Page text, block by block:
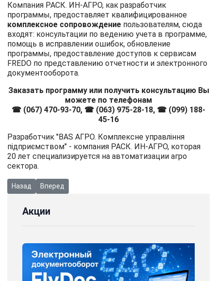
Компания РАСК. ИН-АГРО, как разработчик
программы, предоставляет квалифицированное
комплексное сопровождение пользователям, сюда
входят: консультации по ведению учета в программе,
помощь в исправлении ошибок, обновление
программы, предоставление доступов к сервисам
FREDO по представлению отчетности и электронного
документооборота.
Заказать программу или получить консультацию Вы
можете по телефонам
☎ (067) 470-93-70, ☎ (063) 975-28-18, ☎ (099) 188-
45-16
Разработчик "BAS АГРО. Комплексне управління
підприємством" - компания РАСК. ИН-АГРО, которая
20 лет специализируется на автоматизации агро
сектора.
Предыдущий: Новинка! BAS Зарплата та управління
Назад Следующий: Внедрение ERP-системы у лидера рынка
Вперед
Акции